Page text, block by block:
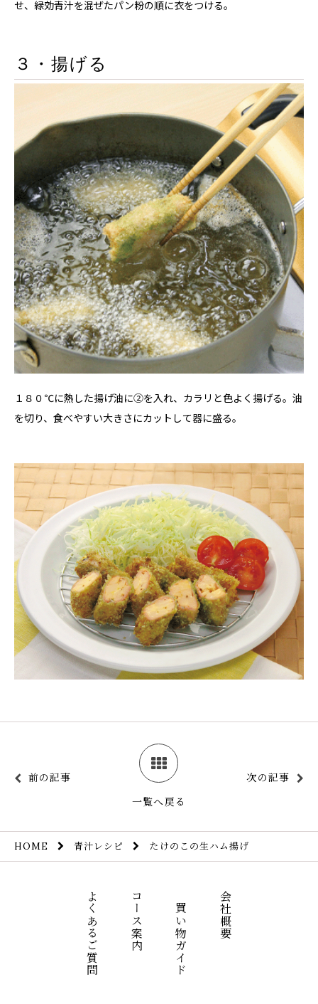
せ、緑効青汁を混ぜたパン粉の順に衣をつける。
３・揚げる
１８０℃に熱した揚げ油に➁を入れ、カラリと色よく揚げる。油
を切り、食べやすい大きさにカットして器に盛る。
前の記事
一覧へ戻る
次の記事
HOME 青汁レシピ たけのこの生ハム揚げ
会社概要
お買い物ガイド
コース案内
よくあるご質問